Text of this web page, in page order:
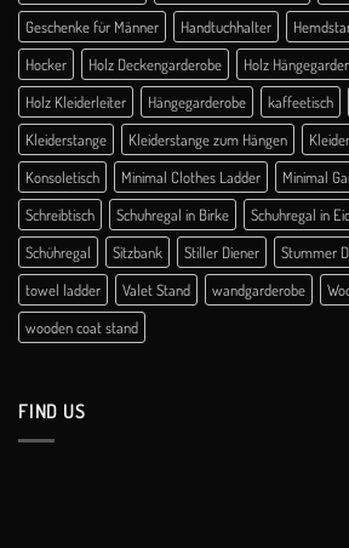
Geschenke für Männer
Handtuchhalter
Hocker
Holz Deckengarderobe Holz
Holz Kleiderleiter
Hängegarderobe kaffeetisch
Kleiderstange
Kleiderstange zum Hängen
Konsoletisch
Minimal Clothes Ladder
Minimal
Schreibtisch
Schuhregal in Birke Schuhregal in
Schühregal
Sitzbank Stiller Diener Stummer
towel ladder
Valet Stand wandgarderobe
wooden coat stand
FIND US